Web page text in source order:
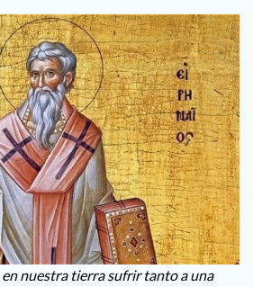
nuestra tierra sufrir tanto a una